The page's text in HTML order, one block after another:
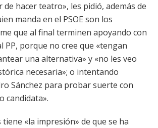
de hacer teatro», les pidió, además de
manda en el PSOE son los
que al final terminen apoyando con
PP, porque no cree que «tengan
una alternativa» y «no les veo
necesaria»; o intentando
Sánchez para probar suerte con
candidata».
tiene «la impresión» de que se ha